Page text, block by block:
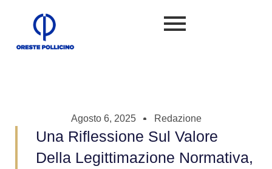
Agosto 6, 2025 Redazione
Una Riflessione Sul Valore
Della Legittimazione Normativa,